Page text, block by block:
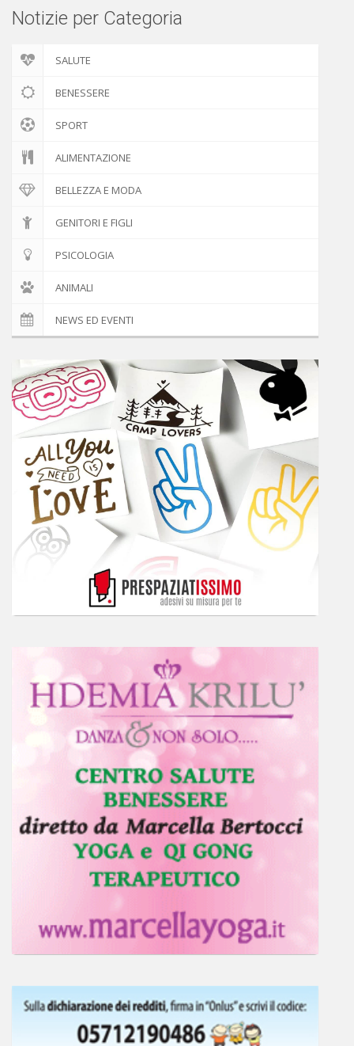
IL PROGETTO
Notizie per Categoria
SALUTE
BENESSERE
SPORT
ALIMENTAZIONE
BELLEZZA E MODA
GENITORI E FIGLI
PSICOLOGIA
ANIMALI
NEWS ED EVENTI